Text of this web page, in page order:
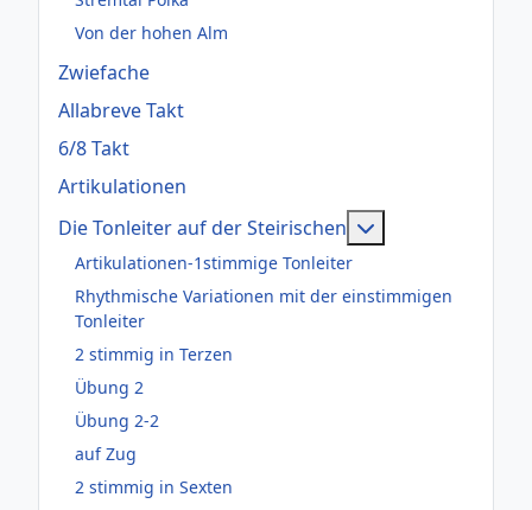
Von der hohen Alm
Zwiefache
Allabreve Takt
6/8 Takt
Artikulationen
Die Tonleiter auf der Steirischen
Artikulationen-1stimmige Tonleiter
Rhythmische Variationen mit der einstimmigen
Tonleiter
2 stimmig in Terzen
Übung 2
Übung 2-2
auf Zug
2 stimmig in Sexten